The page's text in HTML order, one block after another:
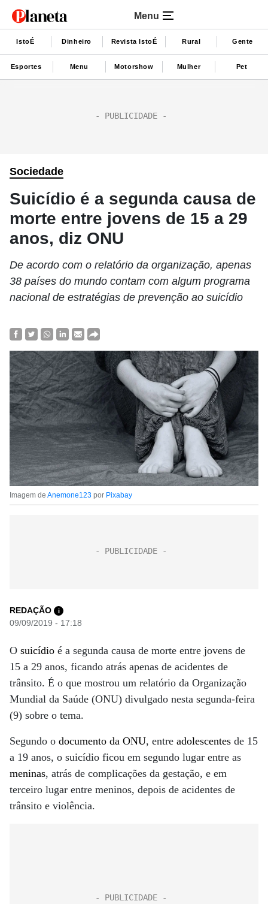
Menu
IstoÉ Dinheiro Revista IstoÉ Rural Gente
Esportes Menu Motorshow Mulher Pet
Sociedade
Suicídio é a segunda causa de
morte entre jovens de 15 a 29
anos, diz ONU
De acordo com o relatório da organização, apenas
38 países do mundo contam com algum programa
nacional de estratégias de prevenção ao suicídio
Imagem de Anemone123 por Pixabay
REDAÇÃO i
09/09/2019 - 17:18
O suicídio é a segunda causa de morte entre jovens de
15 a 29 anos, ficando atrás apenas de acidentes de
trânsito. É o que mostrou um relatório da Organização
Mundial da Saúde (ONU) divulgado nesta segunda-feira
(9) sobre o tema.
Segundo o documento da ONU, entre adolescentes de 15
a 19 anos, o suicídio ficou em segundo lugar entre as
meninas, atrás de complicações da gestação, e em
terceiro lugar entre meninos, depois de acidentes de
trânsito e violência.